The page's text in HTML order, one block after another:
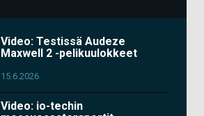
Video: Testissä Audeze
Maxwell 2 -pelikuulokkeet
15.6.2026
Video: io-techin